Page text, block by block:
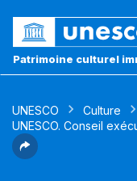
Patrimoine culturel
UNESCO Culture
UNESCO. Conseil